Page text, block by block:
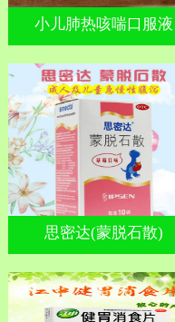
小儿肺热咳喘口服液
思密达(蒙脱石散)